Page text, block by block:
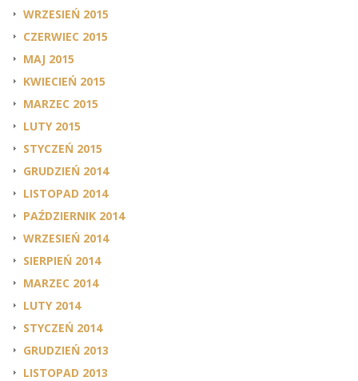
WRZESIEŃ 2015
CZERWIEC 2015
MAJ 2015
KWIECIEŃ 2015
MARZEC 2015
LUTY 2015
STYCZEŃ 2015
GRUDZIEŃ 2014
LISTOPAD 2014
PAŹDZIERNIK 2014
WRZESIEŃ 2014
SIERPIEŃ 2014
MARZEC 2014
LUTY 2014
STYCZEŃ 2014
GRUDZIEŃ 2013
LISTOPAD 2013